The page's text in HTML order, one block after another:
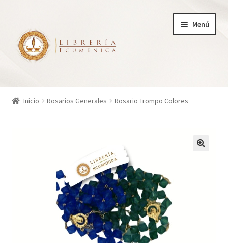
la
navegación
contenido
Menú
Inicio
Finalizar compra
¿Quienes somos?
Inicio Rosarios Generales Rosario Trompo Colores